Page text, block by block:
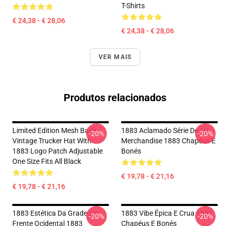
€ 24,38 - € 28,06
T-Shirts
€ 24,38 - € 28,06
VER MAIS
Produtos relacionados
Limited Edition Mesh Back
Vintage Trucker Hat With
1883 Logo Patch Adjustable
One Size Fits All Black
€ 19,78 - € 21,16
-20%
1883 Aclamado Série De TV
Merchandise 1883 Chapéus E
Bonés
€ 19,78 - € 21,16
-20%
1883 Estética Da Grade Da
Frente Ocidental 1883
-20%
1883 Vibe Épica E Crua 1883
Chapéus E Bonés
-20%